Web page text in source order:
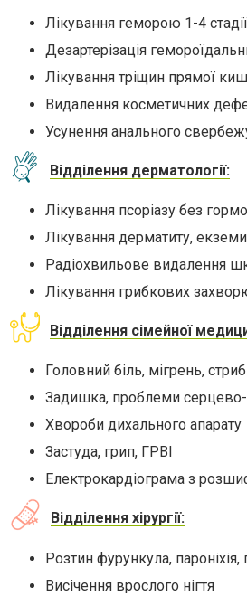
Лікування геморою 1-4
Дезартерізація
Лікування тріщин прямої
Видалення косметичних
Усунення анального
Відділення дерматології:
Лікування псоріазу без
Лікування дерматиту,
Радіохвильове видалення
Лікування грибкових
Відділення сімейної
Головний біль, мігрень,
Задишка, проблеми серцево-
Хвороби дихального апарату
Застуда, грип, ГРВІ
Електрокардіограма з
Відділення хірургії:
Розтин фурункула,
Висічення врослого нігтя